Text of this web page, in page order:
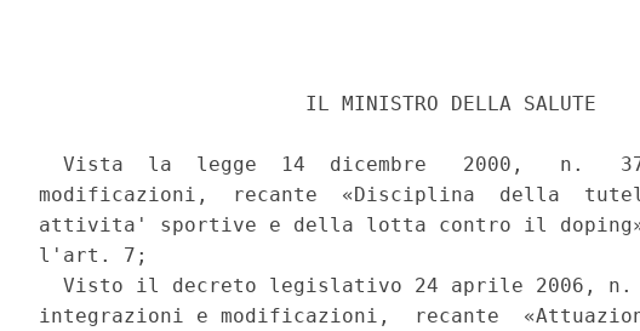
                      IL MINISTRO DELLA SALUTE
Vista  la  legge  14  dicembre   2000,   n.
modificazioni,  recante  «Disciplina  della
attivita' sportive e della lotta contro il
l'art. 7;
Visto il decreto legislativo 24 aprile 2006,
integrazioni e modificazioni,  recante